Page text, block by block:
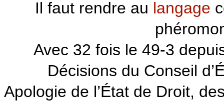
Il faut rendre au langage
Avec 32 fois le 49-3
Décisions du Conseil
Apologie de l’État de Droit,